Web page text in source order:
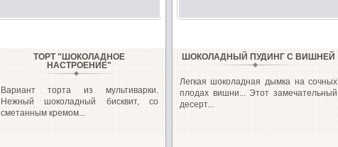
ТОРТ "ШОКОЛАДНОЕ
НАСТРОЕНИЕ"
Вариант торта из мультиварки.
Нежный шоколадный бисквит, со
сметанным кремом...
ШОКОЛАДНЫЙ ПУДИНГ С ВИШНЕЙ
Легкая шоколадная дымка на сочных
плодах вишни... Этот замечательный
десерт...